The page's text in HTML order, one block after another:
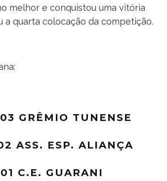
melhor e conquistou uma vitória
a quarta colocação da competição.
GRÊMIO TUNENSE
ASS. ESP. ALIANÇA
C.E. GUARANI